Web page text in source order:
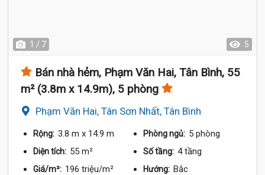
1 / 7 5
Bán nhà hẻm, Phạm Văn Hai, Tân Bình, 55
m² (3.8m x 14.9m), 5 phòng
Phạm Văn Hai, Tân Sơn Nhất, Tân Bình
Rộng: 3.8 m x 14.9 m Phòng ngủ: 5 phòng
Diện tích: 55 m² Số tầng: 4 tầng
Giá/m²: 196 triệu/m² Hướng: Bắc